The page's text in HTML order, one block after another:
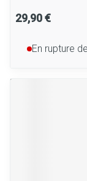
29,90 €
En rupture